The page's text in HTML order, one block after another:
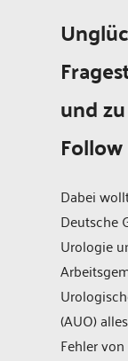
und
Dabei
Deutsche
Urologie
(AUO)
Fehler